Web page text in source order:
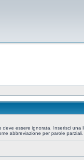
deve essere ignorata. Inserisci una
abbreviazione per parole parziali.